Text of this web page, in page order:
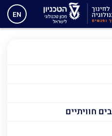
EN במדעים
חוויתיים